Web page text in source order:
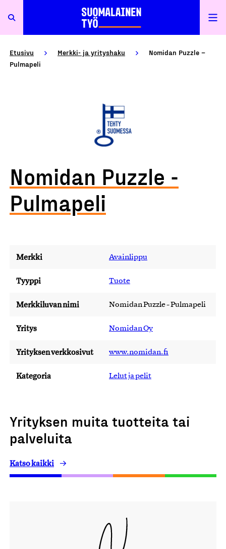
Etusivu Merkki- ja yrityshaku
Nomidan Puzzle –
Pulmapeli
Nomidan Puzzle -
Pulmapeli
Merkki Avainlippu
Tyyppi Tuote
Merkkiluvan nimi Nomidan Puzzle - Pulmapeli
Yritys Nomidan Oy
Yrityksen verkkosivut www.nomidan.fi
Kategoria Lelut ja pelit
Yrityksen muita tuotteita tai
palveluita
Katso kaikki